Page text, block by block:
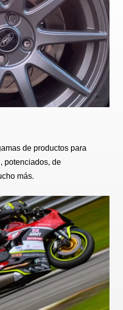
de productos para
potenciados, de
más.